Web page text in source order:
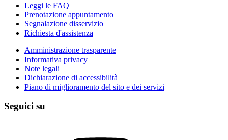
Leggi le FAQ
Prenotazione appuntamento
Segnalazione disservizio
Richiesta d'assistenza
Amministrazione trasparente
Informativa privacy
Note legali
Dichiarazione di accessibilità
Piano di miglioramento del sito e dei servizi
Seguici su